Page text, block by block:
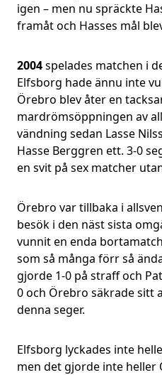
igen – men nu spräckte
framåt och Hasses mål
2004spelades matchen i
Elfsborg hade ännu inte
Örebro blev åter en
mardrömsöppningen av
vändning sedan Lasse
Hasse Berggren ett. 3-0
en svit på sex matcher
Örebro var tillbaka i
besök i den näst sista
vunnit en enda
som så många förr så
gjorde 1-0 på straff och
0 och Örebro säkrade sitt
denna seger.
Elfsborg lyckades inte
men det gjorde inte heller